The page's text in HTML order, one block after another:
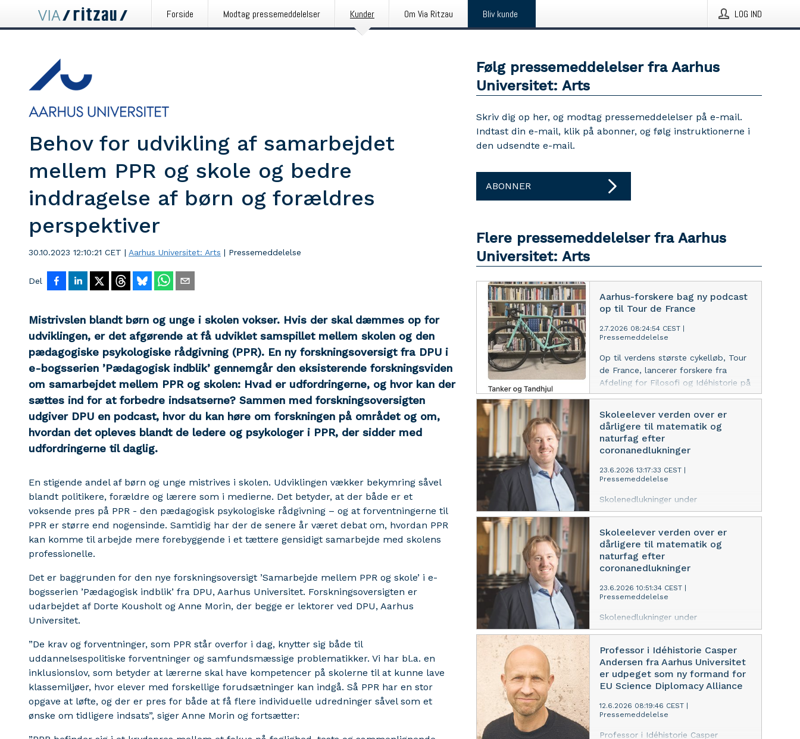
Forside Modtag pressemeddelelser Kunder Om Via Ritzau Bliv kunde LOG IND
Behov for udvikling af samarbejdet
mellem PPR og skole og bedre
inddragelse af børn og forældres
perspektiver
30.10.2023 12:10:21 CET | Aarhus Universitet: Arts | Pressemeddelelse
Del
Mistrivslen blandt børn og unge i skolen vokser. Hvis der skal dæmmes op for
udviklingen, er det afgørende at få udviklet samspillet mellem skolen og den
pædagogiske psykologiske rådgivning (PPR). En ny forskningsoversigt fra DPU i
e-bogsserien ’Pædagogisk indblik’ gennemgår den eksisterende forskningsviden
om samarbejdet mellem PPR og skolen: Hvad er udfordringerne, og hvor kan der
sættes ind for at forbedre indsatserne? Sammen med forskningsoversigten
udgiver DPU en podcast, hvor du kan høre om forskningen på området og om,
hvordan det opleves blandt de ledere og psykologer i PPR, der sidder med
udfordringerne til daglig.
En stigende andel af børn og unge mistrives i skolen. Udviklingen vækker bekymring såvel
blandt politikere, forældre og lærere som i medierne. Det betyder, at der både er et
voksende pres på PPR - den pædagogisk psykologiske rådgivning – og at forventningerne til
PPR er større end nogensinde. Samtidig har der de senere år været debat om, hvordan PPR
kan komme til arbejde mere forebyggende i et tættere gensidigt samarbejde med skolens
professionelle.
Det er baggrunden for den nye forskningsoversigt ’Samarbejde mellem PPR og skole’ i e-
bogsserien ’Pædagogisk indblik’ fra DPU, Aarhus Universitet. Forskningsoversigten er
udarbejdet af Dorte Kousholt og Anne Morin, der begge er lektorer ved DPU, Aarhus
Universitet.
”De krav og forventninger, som PPR står overfor i dag, knytter sig både til
uddannelsespolitiske forventninger og samfundsmæssige problematikker. Vi har bl.a. en
inklusionslov, som betyder at lærerne skal have kompetencer på skolerne til at kunne lave
klassemiljøer, hvor elever med forskellige forudsætninger kan indgå. Så PPR har en stor
opgave at løfte, og der er pres for både at få flere individuelle udredninger såvel som et
ønske om tidligere indsats”, siger Anne Morin og fortsætter:
Følg pressemeddelelser fra Aarhus
Universitet: Arts
Skriv dig op her, og modtag pressemeddelelser på e-mail.
Indtast din e-mail, klik på abonner, og følg instruktionerne i
den udsendte e-mail.
ABONNER
Flere pressemeddelelser fra Aarhus
Universitet: Arts
Aarhus-forskere bag ny podcast
op til Tour de France
2.7.2026 08:24:54 CEST
Pressemeddelelse
Op til verdens største cykelløb, Tour
de France, lancerer forskere fra
Afdeling for Filosofi og Idéhistorie på
Aarhus Universitet en ny podcast, der
de store spørgsmål om mennesket.
Skoleelever verden over er
dårligere til matematik og
naturfag efter
coronanedlukninger
23.6.2026 13:17:33 CEST
Pressemeddelelse
Skolenedlukninger under
coronapandemien var skyld i, at
og natur/teknik. Og læringstabet gik
mest ud over de dårligst stillede
elever. Det viser forskning fra
Nationalt Center for Skoleforskning
på DPU, Aarhus Universitet, som er
baseret på internationale
Skoleelever verden over er
dårligere til matematik og
naturfag efter
coronanedlukninger
23.6.2026 10:51:34 CEST
Pressemeddelelse
Skolenedlukninger under
coronapandemien var skyld i, at
og natur/teknik. Og læringstabet gik
mest ud over de dårligst stillede
elever. Det viser forskning fra
Nationalt Center for Skoleforskning
på DPU, Aarhus Universitet, som er
baseret på internationale
testresultater fra mere end 70 lande.
Professor i Idéhistorie Casper
Andersen fra Aarhus Universitet
er udpeget som ny formand for
EU Science Diplomacy Alliance
12.6.2026 08:19:46 CEST
Pressemeddelelse
Professor i Idéhistorie Casper